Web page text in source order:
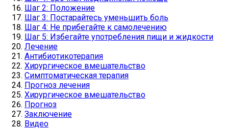
Шаг 2: Положение
Шаг 3: Постарайтесь уменьшить боль
Шаг 4: Не прибегайте к самолечению
Шаг 5: Избегайте употребления пищи и жидкости
Лечение
Антибиотикотерапия
Хирургическое вмешательство
Симптоматическая терапия
Прогноз лечения
Хирургическое вмешательство
Прогноз
Заключение
Видео